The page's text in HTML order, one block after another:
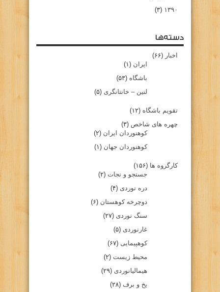
۱۳۹۰ (۳)
دسته‌ها
اخبار (۶۶)
ایران (۱)
باشگاه (۵۳)
لنین – خانتانگری (۵)
تقویم باشگاه (۱۲)
چهره های شاخص (۳)
کوهنوردان ایران (۲)
کوهنوردان جهان (۱)
کارگروه ها (۱۵۶)
جستجو و نجات (۲)
دره نوردی (۴)
دوچرخه کوهستان (۶)
سنگ نوردی (۲۷)
غارنوردی (۵)
کوهپیمایی (۶۷)
محیط زیست (۲)
هیمالیانوردی (۲۹)
یخ و برف (۲۸)